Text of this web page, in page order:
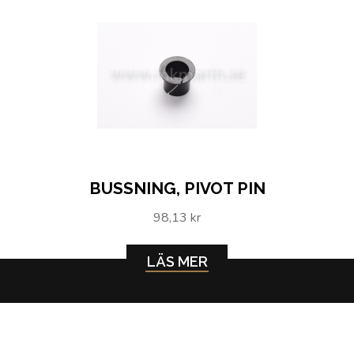
BUSSNING, PIVOT PIN
98,13 kr
LÄS MER